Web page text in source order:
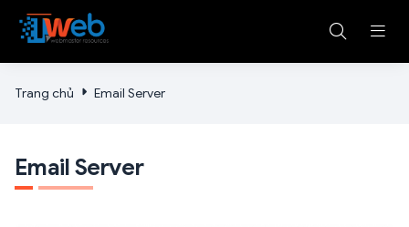
Trang chủ Email Server
Email Server